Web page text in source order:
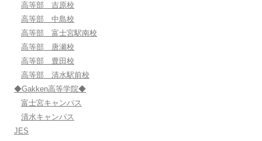
高等部 吉原校
高等部 中島校
高等部 富士宮駅南校
高等部 唐瀬校
高等部 豊田校
高等部 清水駅前校
◆Gakken高等学院◆
富士宮キャンパス
清水キャンパス
JES